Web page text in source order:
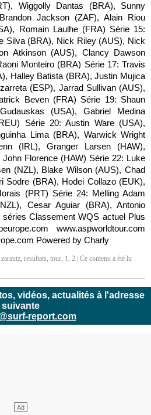
Wiggolly Dantas (BRA), Sunny
Jackson (ZAF), Alain Riou
Romain Laulhe (FRA) Série 15:
Silva (BRA), Nick Riley (AUS), Nick
Atkinson (AUS), Clancy Dawson
Monteiro (BRA) Série 17: Travis
Halley Batista (BRA), Justin Mujica
(ESP), Jarrad Sullivan (AUS),
Beven (FRA) Série 19: Shaun
(USA), Gabriel Medina
Série 20: Austin Ware (USA),
Lima (BRA), Warwick Wright
(IRL), Granger Larsen (HAW),
Florence (HAW) Série 22: Luke
(NZL), Blake Wilson (AUS), Chad
Sodre (BRA), Hodei Collazo (EUK),
(PRT) Série 24: Melling Adam
Cesar Aguiar (BRA), Antonio
Classement WQS actuel Plus
www.aspworldtour.com
Powered by Charly
zarautz, resultats, tour, 1, 2 | Ce contenu a été lu
vidéos, actualités à l'adresse
suivante
report.com